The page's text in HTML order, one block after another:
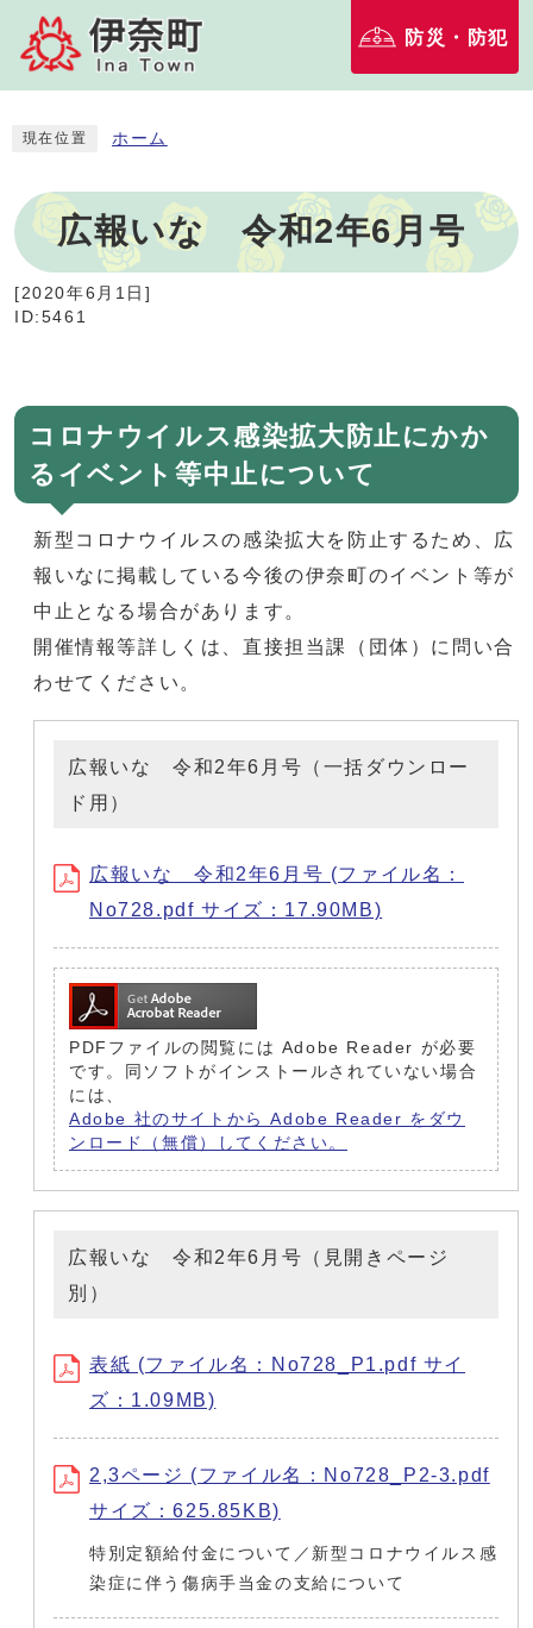
防災・防犯
現在位置 ホーム
広報いな 令和2年6月号
[2020年6月1日]
ID:5461
コロナウイルス感染拡大防止にかか
るイベント等中止について
新型コロナウイルスの感染拡大を防止するため、広
報いなに掲載している今後の伊奈町のイベント等が
中止となる場合があります。
開催情報等詳しくは、直接担当課（団体）に問い合
わせてください。
広報いな 令和2年6月号（一括ダウンロー
ド用）
広報いな 令和2年6月号 (ファイル名：
No728.pdf サイズ：17.90MB)
PDFファイルの閲覧には Adobe Reader が必要
です。同ソフトがインストールされていない場合
には、
Adobe 社のサイトから Adobe Reader をダウ
ンロード（無償）してください。
広報いな 令和2年6月号（見開きページ
別）
表紙 (ファイル名：No728_P1.pdf サイ
ズ：1.09MB)
2,3ページ (ファイル名：No728_P2-3.pdf
サイズ：625.85KB)
特別定額給付金について／新型コロナウイルス感
染症に伴う傷病手当金の支給について